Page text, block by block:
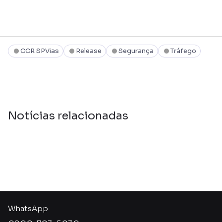
CCR SPVias Release Segurança Tráfego
Notícias relacionadas
WhatsApp